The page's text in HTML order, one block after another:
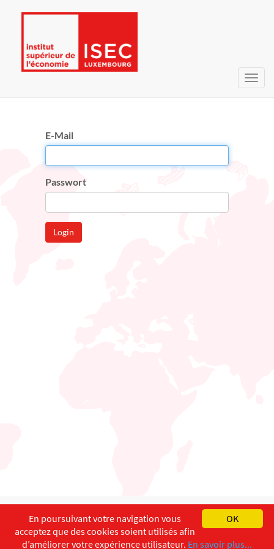
E-Mail
Passwort
Login
English Français
Copyright ©ISEC-AdW Impressum
OK
En poursuivant votre navigation vous
acceptez que des cookies soient utilisés afin
d’améliorer votre expérience utilisateur. En savoir plus...